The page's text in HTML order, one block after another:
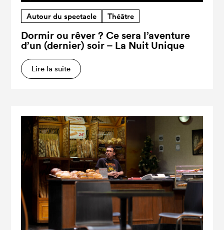
Autour du spectacle Théâtre
Dormir ou rêver ? Ce sera l’aventure
d’un (dernier) soir – La Nuit Unique
Lire la suite